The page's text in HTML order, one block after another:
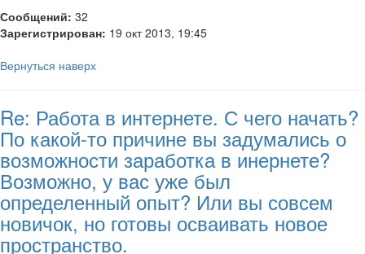
Сообщений: 32
Зарегистрирован: 19 окт 2013, 19:45
Вернуться наверх
Re: Работа в интернете. С чего начать?
По какой-то причине вы задумались о
возможности заработка в инернете?
Возможно, у вас уже был
определенный опыт? Или вы совсем
новичок, но готовы осваивать новое
пространство.